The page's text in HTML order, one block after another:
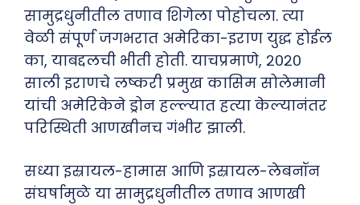
सामुद्रधुनीतील तणाव शिगेला पोहोचला. त्या
वेळी संपूर्ण जगभरात अमेरिका-इराण युद्ध होईल
का, याबद्दलची भीती होती. याचप्रमाणे, २०२०
साली इराणचे लष्करी प्रमुख कासिम सोलेमानी
यांची अमेरिकेने ड्रोन हल्ल्यात हत्या केल्यानंतर
परिस्थिती आणखीनच गंभीर झाली.
सध्या इस्रायल-हामास आणि इस्रायल-लेबनॉन
संघर्षामुळे या सामुद्रधुनीतील तणाव आणखी